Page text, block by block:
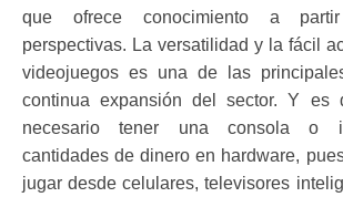
que ofrece conocimiento a
perspectivas. La versatilidad y la fácil
videojuegos es una de las
continua expansión del sector. Y es
necesario tener una consola o
cantidades de dinero en hardware,
jugar desde celulares, televisores